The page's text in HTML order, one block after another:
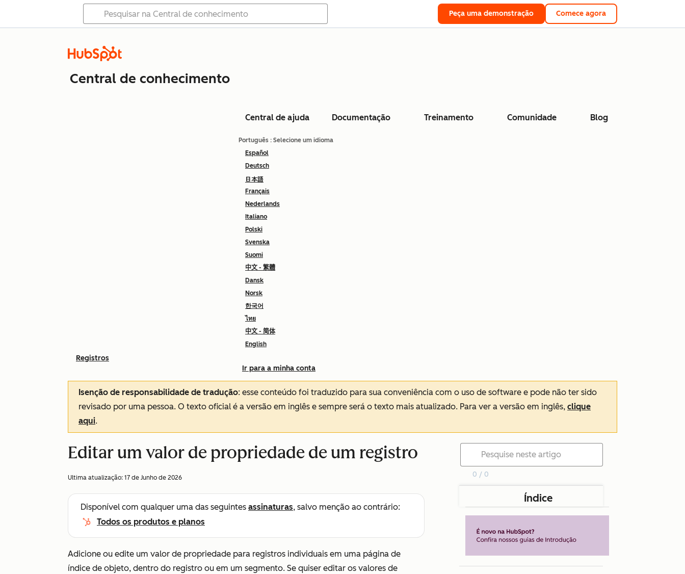
Peça uma demonstração Comece agora
Central de conhecimento
Central de ajuda Documentação Treinamento Comunidade Blog
Português : Selecione um idioma
Español
Deutsch
日本語
Français
Nederlands
Italiano
Polski
Svenska
Suomi
中文 - 繁體
Dansk
Norsk
한국어
ไทย
中文 - 简体
English
Ir para a minha conta
Registros
Isenção de responsabilidade de tradução: esse conteúdo foi traduzido para sua conveniência com o uso de software e pode não ter sido
revisado por uma pessoa. O texto oficial é a versão em inglês e sempre será o texto mais atualizado. Para ver a versão em inglês, clique
aqui.
Editar um valor de propriedade de um registro
Ultima atualização: 17 de Junho de 2026
Disponível com qualquer uma das seguintes assinaturas, salvo menção ao contrário:
Todos os produtos e planos
Adicione ou edite um valor de propriedade para registros individuais em uma página de
índice de objeto, dentro do registro ou em um segmento. Se quiser editar os valores de
0 / 0
Índice